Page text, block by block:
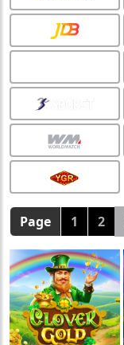
Page 1 2